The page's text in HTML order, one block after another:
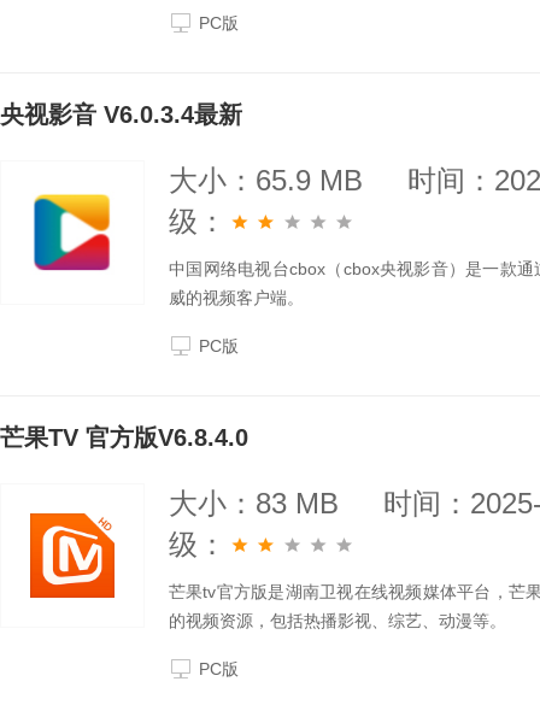
PC版
央视影音 V6.0.3.4最新
大小：65.9 MB
时间：
级：
中国网络电视台cbox（cbox央视影音）是一款
威的视频客户端。
PC版
芒果TV 官方版V6.8.4.0
大小：83 MB
时间：
级：
芒果tv官方版是湖南卫视在线视频媒体平台，芒
的视频资源，包括热播影视、综艺、动漫等。
PC版